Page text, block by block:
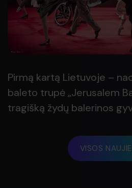
Pirmą kartą Lietuvoje –
baleto trupė „Jerusalem
tragišką žydų balerinos
VISOS